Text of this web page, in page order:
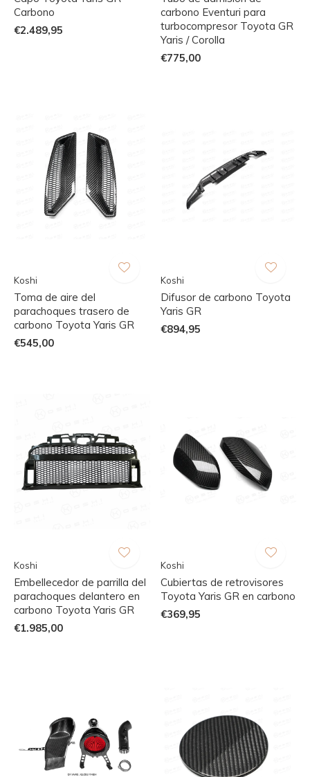
Carbono
€2.489,95
carbono Eventuri para
turbocompresor Toyota GR
Yaris / Corolla
€775,00
Koshi
Toma de aire del
parachoques trasero de
carbono Toyota Yaris GR
€545,00
Koshi
Difusor de carbono Toyota
Yaris GR
€894,95
Koshi
Embellecedor de parrilla del
parachoques delantero en
carbono Toyota Yaris GR
€1.985,00
Koshi
Cubiertas de retrovisores
Toyota Yaris GR en carbono
€369,95